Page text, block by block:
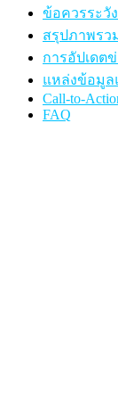
ข้อควรระวั
สรุปภาพรว
การอัปเดต
แหล่งข้อมูล
Call-to-
FAQ